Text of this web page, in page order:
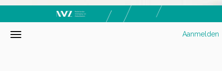
Aanmelden